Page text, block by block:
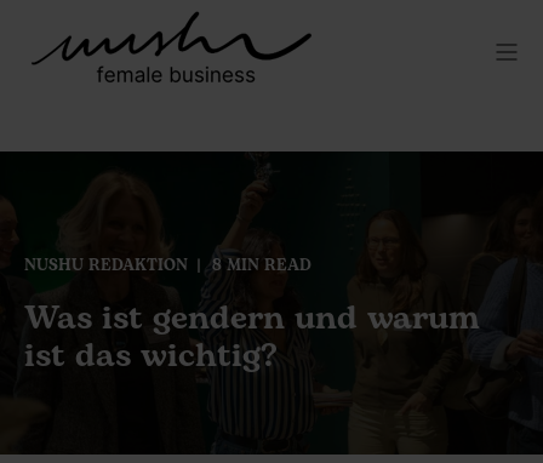
NUSHU REDAKTION 8 MIN READ
Was ist gendern und warum
ist das wichtig?